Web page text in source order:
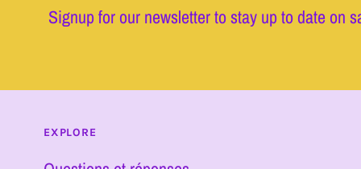
Signup for our newsletter to stay up to date on
EXPLORE